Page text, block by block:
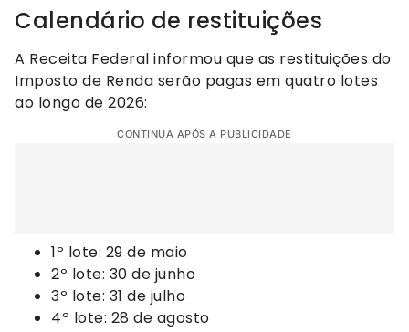
Calendário de restituições
A Receita Federal informou que as restituições do
Imposto de Renda serão pagas em quatro lotes
ao longo de 2026:
CONTINUA APÓS A PUBLICIDADE
1º lote: 29 de maio
2º lote: 30 de junho
3º lote: 31 de julho
4º lote: 28 de agosto